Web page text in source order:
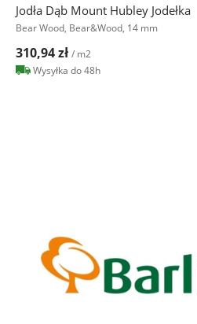
Jodła Dąb Mount Hubley Jodełka
Bear Wood, Bear&Wood, 14 mm
310,94 zł / m2
Wysyłka do 48h